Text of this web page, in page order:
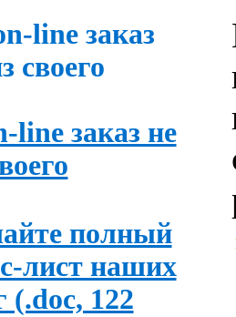
line заказ не
полный
лист наших
(.doc, 122